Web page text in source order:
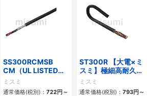
SS300RCMSB
CM（UL LISTED規
格・NEPA対応） 小
径 シールド付
ミスミ
通常価格(税別)： 722円 ～
ST300R 【大電×ミ
スミ】極細高耐久ロ
ボットケーブル（シ
ールド無・有）
ミスミ
通常価格(税別)： 793円 ～